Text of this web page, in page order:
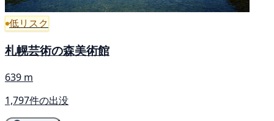
低リスク
札幌芸術の森美術館
639 m
1,797件の出没